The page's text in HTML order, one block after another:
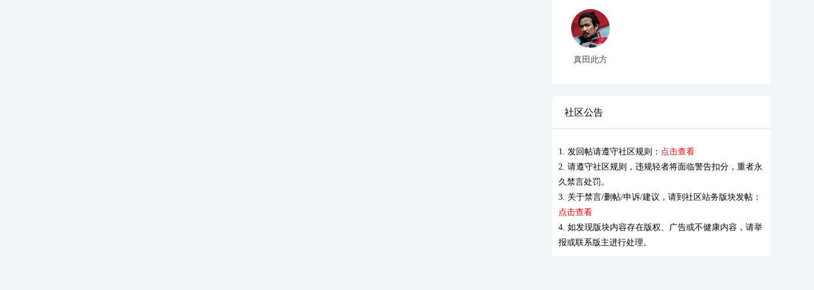
真田此方
社区公告
1. 发回帖请遵守社区规则： 点击查看
2. 请遵守社区规则，违规轻者将面临警告扣分，重者永
久禁言处罚。
3. 关于禁言/删帖/申诉/建议，请到社区站务版块发帖：
点击查看
4. 如发现版块内容存在版权、广告或不健康内容，请举
报或联系版主进行处理。